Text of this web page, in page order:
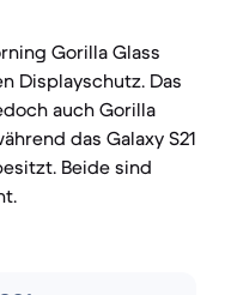
Gorilla Glass
Displayschutz. Das
auch Gorilla
das Galaxy S21
Beide sind